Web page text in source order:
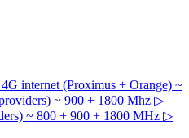
internet (Proximus + Orange) ~
~ 900 + 1800 Mhz ▷
~ 800 + 900 + 1800 MHz ▷